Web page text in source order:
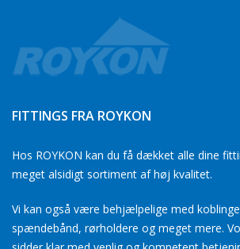
FITTINGS FRA ROYKON
Hos ROYKON kan du få dækket alle dine
meget alsidigt sortiment af høj kvalitet.
Vi kan også være behjælpelige med
spændebånd, rørholdere og meget mere.